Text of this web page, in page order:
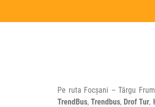
Pe ruta Focșani – Târgu
TrendBus,Trendbus, Drof Tur,